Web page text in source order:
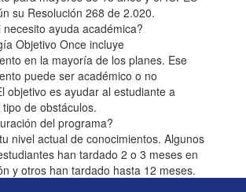
su Resolución 268 de 2.020.
necesito ayuda académica?
Objetivo Once incluye
en la mayoría de los planes. Ese
puede ser académico o no
objetivo es ayudar al estudiante a
de obstáculos.
del programa?
nivel actual de conocimientos. Algunos
han tardado 2 o 3 meses en
y otros han tardado hasta 12 meses.